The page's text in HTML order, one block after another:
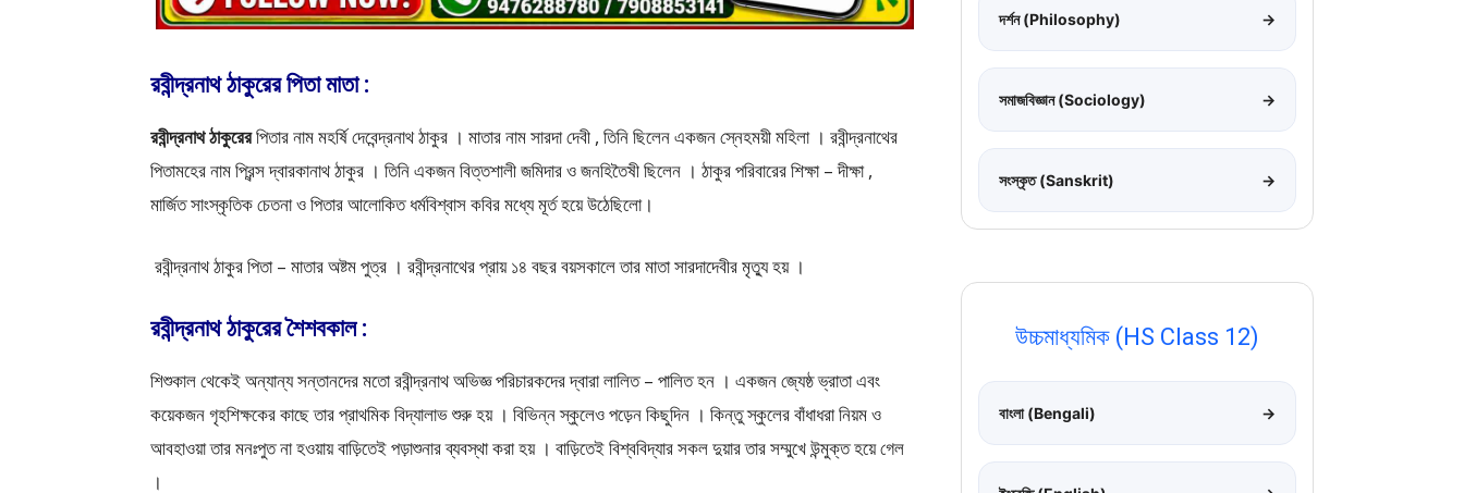
রবীন্দ্রনাথ ঠাকুরের পিতা মাতা :
রবীন্দ্রনাথ ঠাকুরেরপিতার নাম মহর্ষি দেবেন্দ্রনাথ ঠাকুর । মাতার নাম সারদা দেবী , তিনি ছিলেন একজন স্নেহময়ী মহিলা । রবীন্দ্রনাথের
পিতামহের নাম প্রিন্স দ্বারকানাথ ঠাকুর । তিনি একজন বিত্তশালী জমিদার ও জনহিতৈষী ছিলেন । ঠাকুর পরিবারের শিক্ষা – দীক্ষা ,
মার্জিত সাংস্কৃতিক চেতনা ও পিতার আলােকিত ধর্মবিশ্বাস কবির মধ্যে মূর্ত হয়ে উঠেছিলাে।
রবীন্দ্রনাথ ঠাকুর পিতা – মাতার অষ্টম পুত্র । রবীন্দ্রনাথের প্রায় ১৪ বছর বয়সকালে তার মাতা সারদাদেবীর মৃত্যু হয় ।
রবীন্দ্রনাথ ঠাকুরের শৈশবকাল :
শিশুকাল থেকেই অন্যান্য সন্তানদের মতাে রবীন্দ্রনাথ অভিজ্ঞ পরিচারকদের দ্বারা লালিত – পালিত হন । একজন জ্যেষ্ঠ ভ্রাতা এবং
কয়েকজন গৃহশিক্ষকের কাছে তার প্রাথমিক বিদ্যালাভ শুরু হয় । বিভিন্ন স্কুলেও পড়েন কিছুদিন । কিন্তু স্কুলের বাঁধাধরা নিয়ম ও
আবহাওয়া তার মনঃপুত না হওয়ায় বাড়িতেই পড়াশুনার ব্যবস্থা করা হয় । বাড়িতেই বিশ্ববিদ্যার সকল দুয়ার তার সম্মুখে উন্মুক্ত হয়ে গেল
।
দর্শন (Philosophy) →
সমাজবিজ্ঞান (Sociology) →
সংস্কৃত (Sanskrit) →
উচ্চমাধ্যমিক (HS Class 12)
বাংলা (Bengali) →